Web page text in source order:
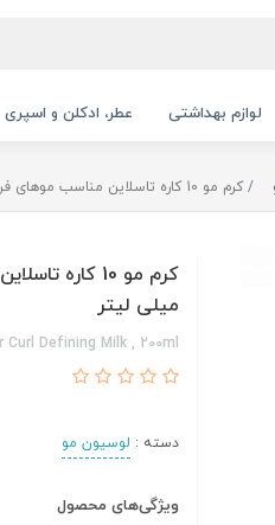
لوازم بهداشتی عطر، ادکلن و اسپری
کرم مو 10 کاره تاسلاین مناسب موهای فر و حالت دار حجم 200 میلی لیتر
میلی لیتر
Curl Defining Milk , 200ml
دسته : لوسیون مو
ویژگی‌های محصول